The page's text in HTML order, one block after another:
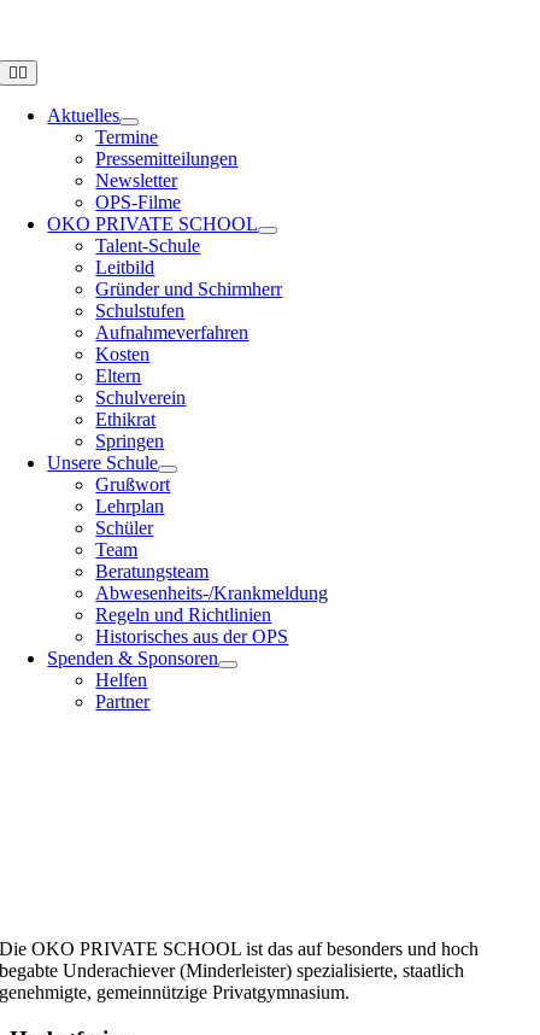
springen
Toggle
Navigation
Aktuelles
Termine
Pressemitteilungen
Newsletter
OPS-Filme
OKO PRIVATE SCHOOL
Talent-Schule
Leitbild
Gründer und Schirmherr
Schulstufen
Aufnahmeverfahren
Kosten
Eltern
Schulverein
Ethikrat
Springen
Unsere Schule
Grußwort
Lehrplan
Schüler
Team
Beratungsteam
Abwesenheits-/Krankmeldung
Regeln und Richtlinien
Historisches aus der OPS
Spenden & Sponsoren
Helfen
Partner
Die OKO PRIVATE SCHOOL ist das auf besonders und hoch
begabte Underachiever (Minderleister) spezialisierte, staatlich
genehmigte, gemeinnützige Privatgymnasium.